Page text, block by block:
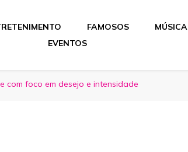
FAMOSOS MÚSICA
EVENTOS
com foco em desejo e intensidade